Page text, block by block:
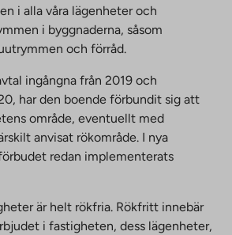
i alla våra lägenheter och
i byggnaderna, såsom
och förråd.
ingångna från 2019 och
har den boende förbundit sig att
område, eventuellt med
anvisat rökområde. I nya
redan implementerats
är helt rökfria. Rökfritt innebär
i fastigheten, dess lägenheter,